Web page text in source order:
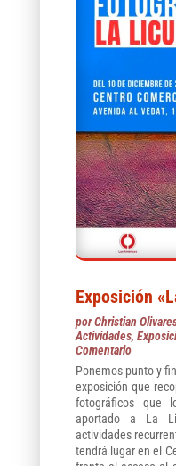
Exposición
porChristian
Actividades,
Comentario
Ponemos punto y
exposición que
fotográficos que
aportado a La
actividades
tendrá lugar en el